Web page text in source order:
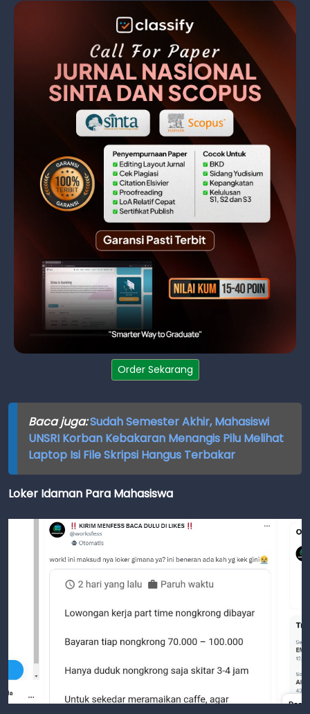
Order Sekarang
Baca juga:Sudah Semester Akhir, Mahasiswi
UNSRI Korban Kebakaran Menangis Pilu Melihat
Laptop Isi File Skripsi Hangus Terbakar
Loker Idaman Para Mahasiswa